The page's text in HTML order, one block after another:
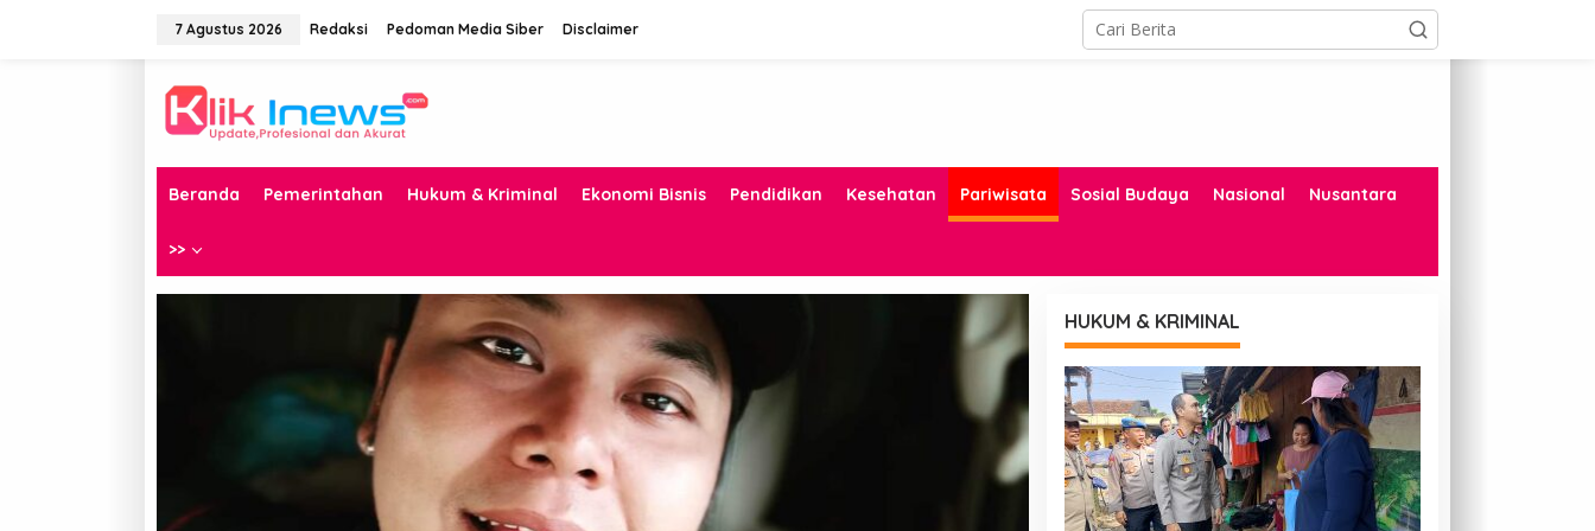
7 Agustus 2026 Redaksi Pedoman Media Siber Disclaimer
Beranda Pemerintahan Hukum & Kriminal Ekonomi Bisnis Pendidikan Kesehatan Pariwisata Sosial Budaya Nasional Nusantara
>>
HUKUM & KRIMINAL